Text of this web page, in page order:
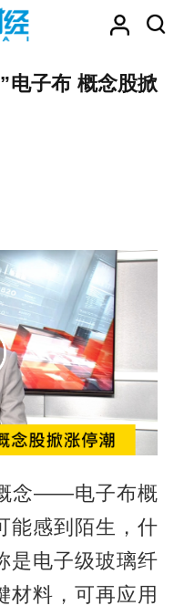
电子布 概念股掀
念——电子布概
能感到陌生，什
是电子级玻璃纤
材料，可再应用